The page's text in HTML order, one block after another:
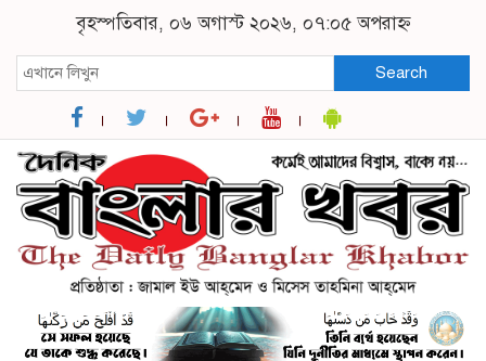
বৃহস্পতিবার, ০৬ অগাস্ট ২০২৬, ০৭:০৫ অপরাহ্ন
Search